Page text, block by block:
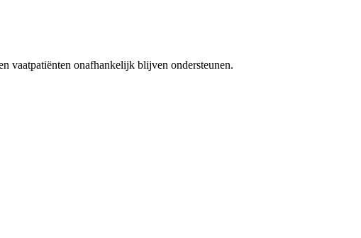
vaatpatiënten onafhankelijk blijven ondersteunen.